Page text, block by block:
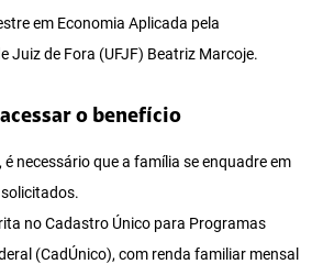
em Economia Aplicada pela
Juiz de Fora (UFJF) Beatriz Marcoje.
o benefício
é necessário que a família se enquadre em
no Cadastro Único para Programas
(CadÚnico), com renda familiar mensal